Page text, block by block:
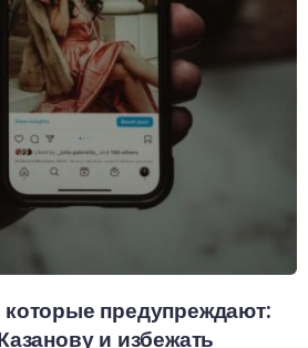
предупреждают:
и избежать